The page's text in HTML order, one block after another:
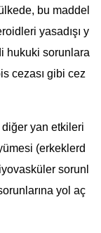
bu maddel
yasadışı y
hukuki sorunlara
cezası gibi cez
diğer yan etkileri
(erkeklerd
sorunl
yol aç